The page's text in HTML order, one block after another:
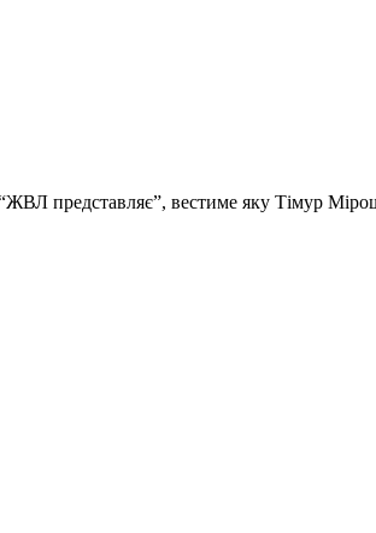
представляє”, вестиме яку Тімур